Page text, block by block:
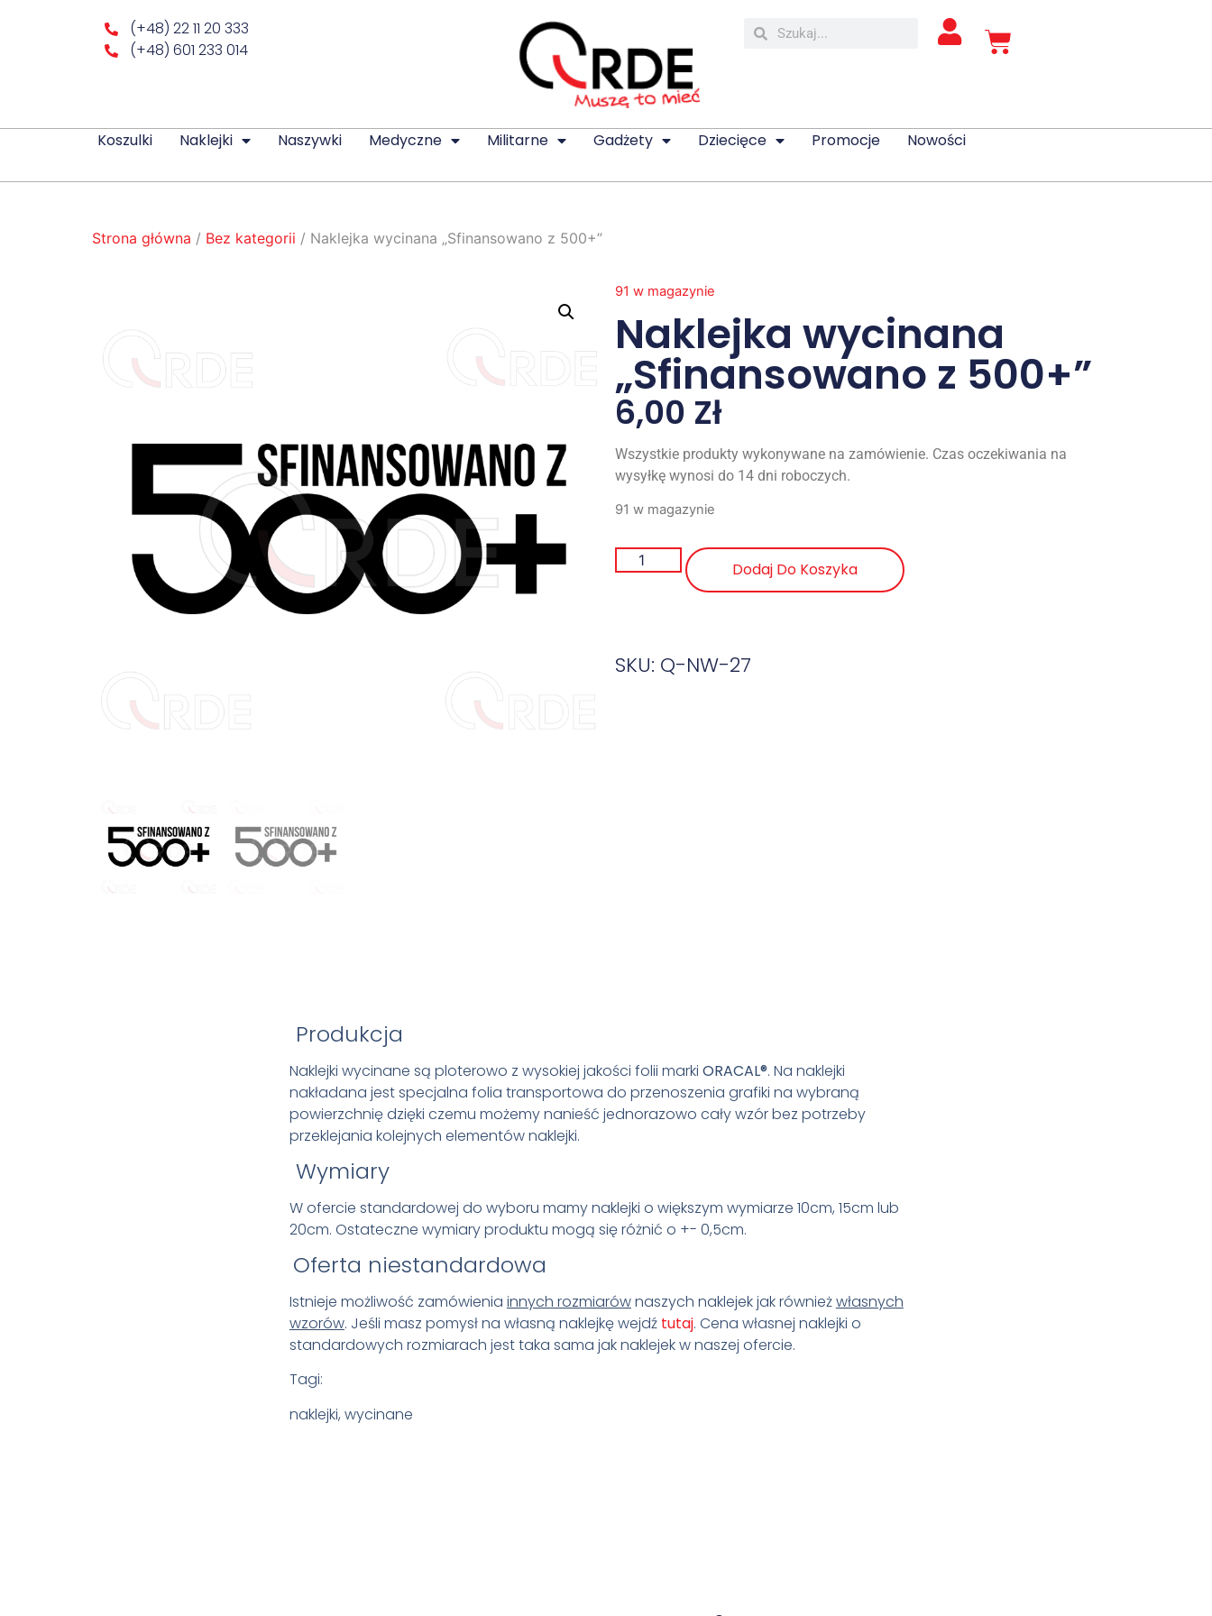
(+48) 22 11 20 333
(+48) 601 233 014
Koszulki Naklejki Naszywki Medyczne Militarne Gadżety Dziecięce Promocje Nowości
Strona główna / Bez kategorii / Naklejka wycinana „Sfinansowano z 500+”
91 w magazynie
Naklejka wycinana
„Sfinansowano z 500+”
6,00 Zł
Wszystkie produkty wykonywane na zamówienie. Czas oczekiwania na
wysyłkę wynosi do 14 dni roboczych.
91 w magazynie
Dodaj Do Koszyka
SKU: Q-NW-27
Produkcja
Naklejki wycinane są ploterowo z wysokiej jakości folii marki ORACAL®. Na naklejki
nakładana jest specjalna folia transportowa do przenoszenia grafiki na wybraną
powierzchnię dzięki czemu możemy nanieść jednorazowo cały wzór bez potrzeby
przeklejania kolejnych elementów naklejki.
Wymiary
W ofercie standardowej do wyboru mamy naklejki o większym wymiarze 10cm, 15cm lub
20cm. Ostateczne wymiary produktu mogą się różnić o +- 0,5cm.
Oferta niestandardowa
Istnieje możliwość zamówienia innych rozmiarównaszych naklejek jak równieżwłasnych
wzorów. Jeśli masz pomysł na własną naklejkę wejdź tutaj. Cena własnej naklejki o
standardowych rozmiarach jest taka sama jak naklejek w naszej ofercie.
Tagi:
naklejki, wycinane